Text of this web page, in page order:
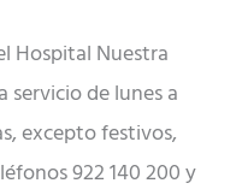
Hospital Nuestra
servicio de lunes a
excepto festivos,
922 140 200 y